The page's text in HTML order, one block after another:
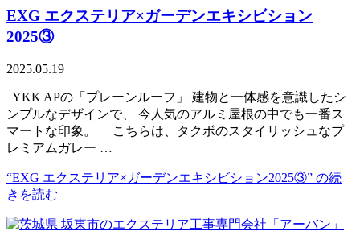
EXG エクステリア×ガーデンエキシビション
2025③
2025.05.19
YKK APの「プレーンルーフ」 建物と一体感を意識したシ
ンプルなデザインで、 今人気のアルミ屋根の中でも一番ス
マートな印象。 こちらは、タクボのスタイリッシュなプ
レミアムガレー …
“EXG エクステリア×ガーデンエキシビション2025③” の続
きを読む